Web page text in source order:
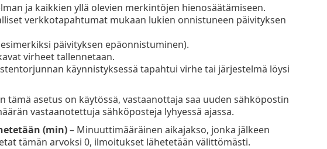
ja kaikkien yllä olevien merkintöjen hienosäätämiseen.
verkkotapahtumat mukaan lukien onnistuneen päivityksen
päivityksen epäonnistuminen).
virheet tallennetaan.
käynnistyksessä tapahtui virhe tai järjestelmä löysi
tämä asetus on käytössä, vastaanottaja saa uuden sähköpostin
vastaanotettuja sähköposteja lyhyessä ajassa.
(min)– Minuuttimääräinen aikajakso, jonka jälkeen
tämän arvoksi 0, ilmoitukset lähetetään välittömästi.